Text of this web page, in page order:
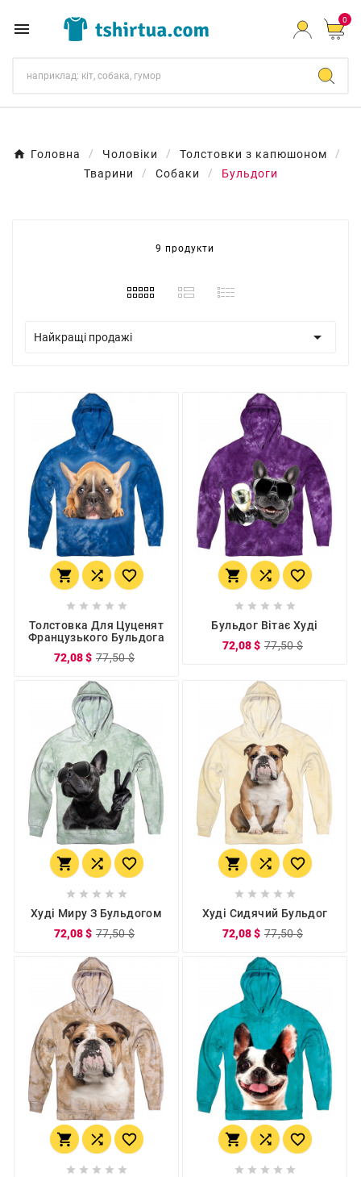
 0
Головна Чоловіки
Толстовки з капюшоном
Тварини
Собаки Бульдоги
9 продукти
Найкращі продажі 
  
    
Толстовка Для Цуценят
Французького Бульдога
72,08 $ 77,50 $
  
    
Бульдог Вітає Худі
72,08 $ 77,50 $
  
    
Худі Миру З Бульдогом
72,08 $ 77,50 $
  
    
Худі Сидячий Бульдог
72,08 $ 77,50 $
  
    
  
    